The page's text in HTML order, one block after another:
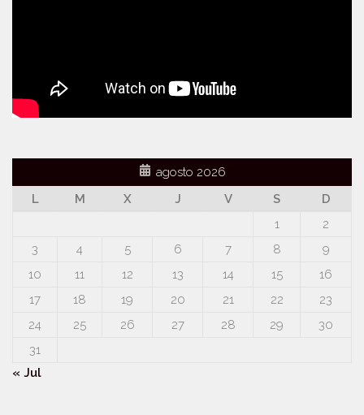
agosto 2026
L
M X J V S
D
1
2
3
4 5 6 7 8
9
10
11 12 13 14 15
16
17
18 19 20 21 22
23
24
25 26 27 28 29
30
31
« Jul